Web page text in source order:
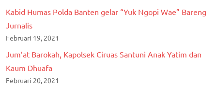
Kabid Humas Polda Banten gelar “Yuk Ngopi Wae” Bareng
Jurnalis
Februari 19, 2021
Jum’at Barokah, Kapolsek Ciruas Santuni Anak Yatim dan
Kaum Dhuafa
Februari 20, 2021